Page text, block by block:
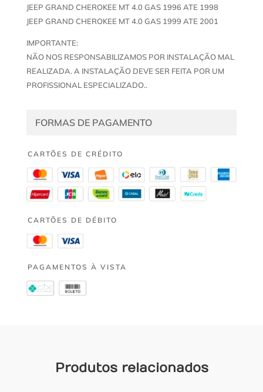
JEEP GRAND CHEROKEE MT 4.0 GAS 1996 ATE 1998
JEEP GRAND CHEROKEE MT 4.0 GAS 1999 ATE 2001
IMPORTANTE:
NÃO NOS RESPONSABILIZAMOS POR INSTALAÇÃO MAL
REALIZADA. A INSTALAÇÃO DEVE SER FEITA POR UM
PROFISSIONAL ESPECIALIZADO..
FORMAS DE PAGAMENTO
CARTÕES DE CRÉDITO
CARTÕES DE DÉBITO
PAGAMENTOS À VISTA
Produtos relacionados